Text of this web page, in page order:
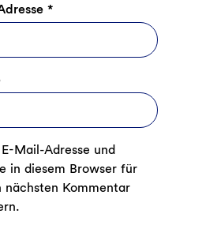
*
Mail-Adresse und
in diesem Browser für
nächsten Kommentar